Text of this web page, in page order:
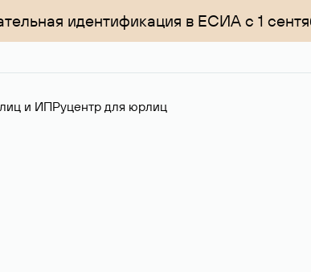
идентификация в ЕСИА с 1
и ИПРуцентр для юрлиц